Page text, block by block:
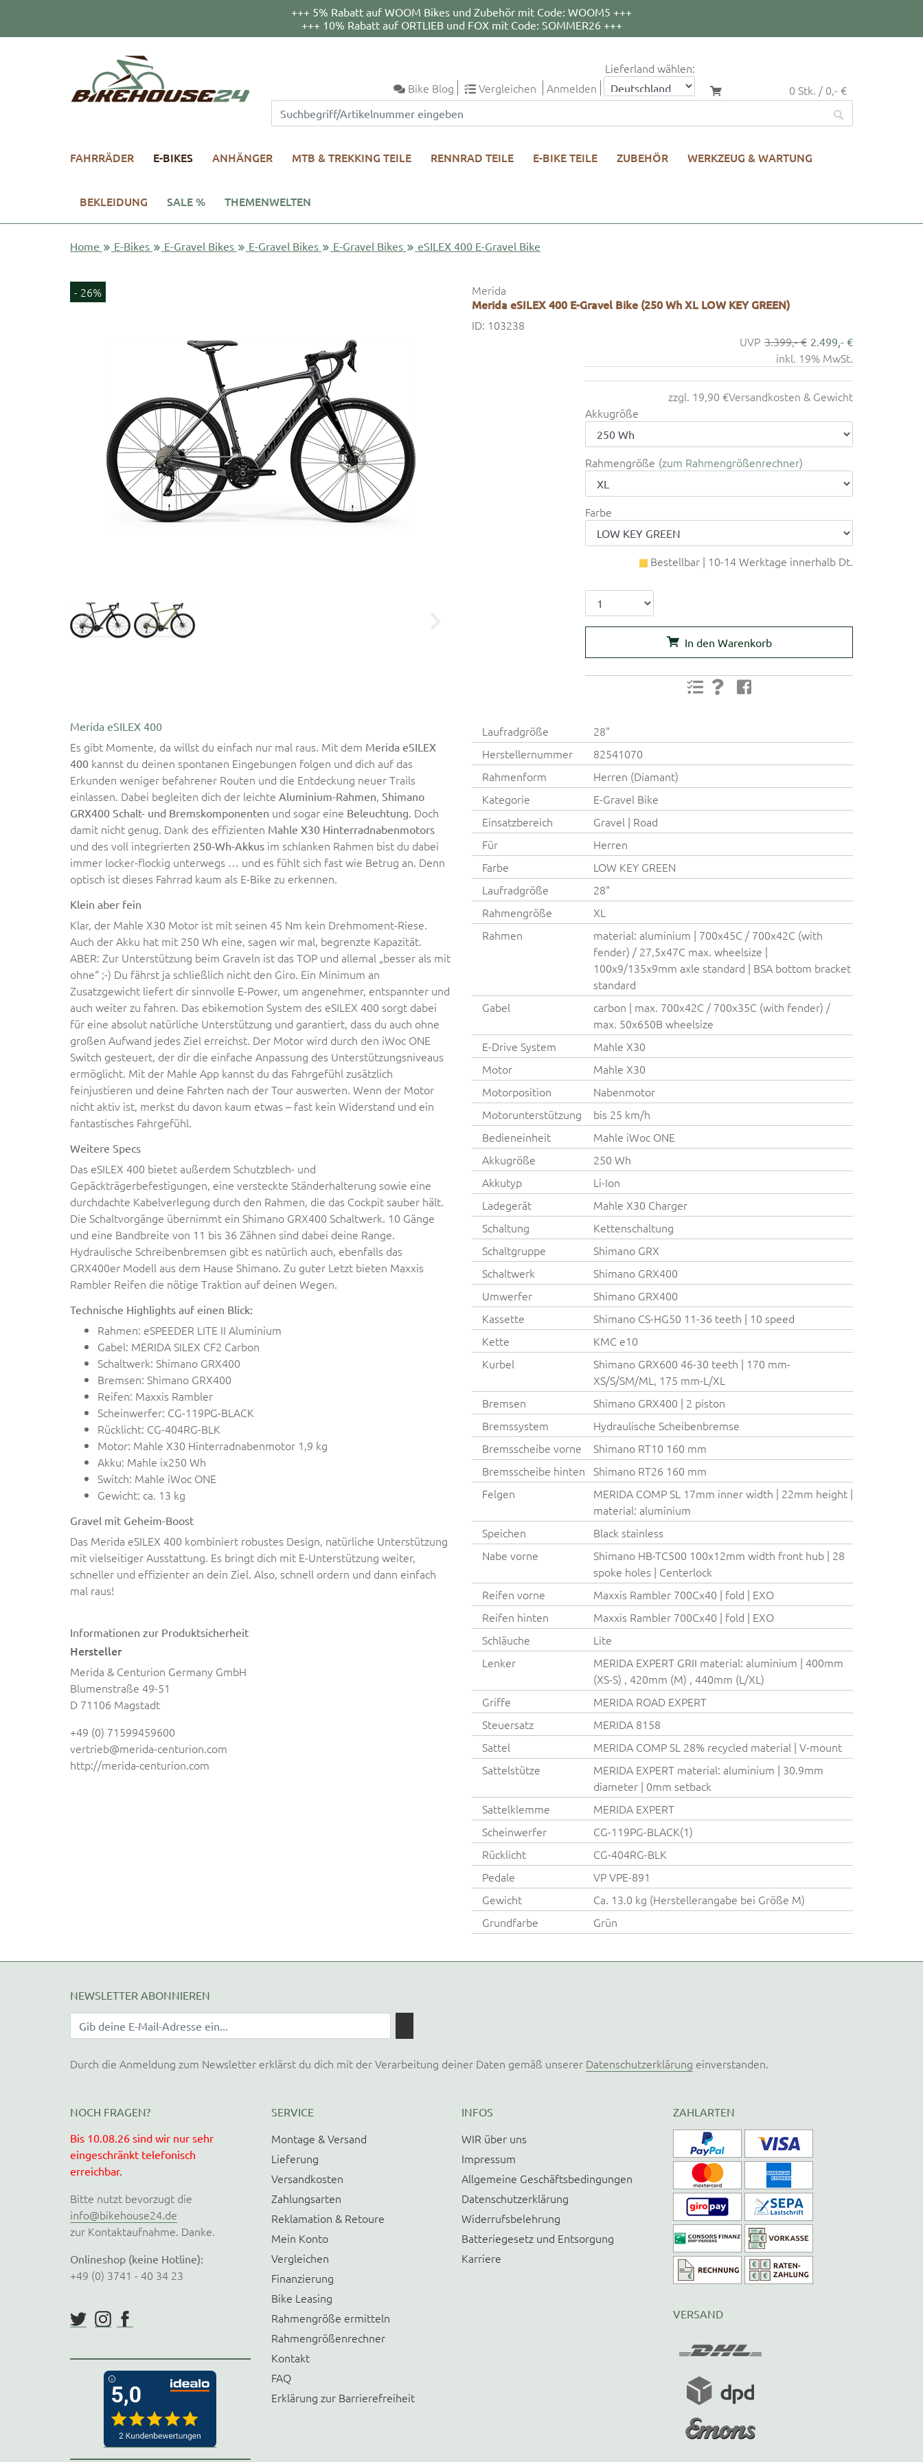
+++ 5% Rabatt auf WOOM Bikes und Zubehör mit Code: WOOM5 +++
+++ 10% Rabatt auf ORTLIEB und FOX mit Code: SOMMER26 +++
Bike Blog Vergleichen Anmelden
Lieferland wählen:
0 Stk. / 0,- €
FAHRRÄDER E-BIKES ANHÄNGER MTB & TREKKING TEILE RENNRAD TEILE E-BIKE TEILE ZUBEHÖR WERKZEUG & WARTUNG
BEKLEIDUNG SALE % THEMENWELTEN
Home E-Bikes E-Gravel Bikes E-Gravel Bikes E-Gravel Bikes eSILEX 400 E-Gravel Bike
- 26%
Merida
Merida eSILEX 400 E-Gravel Bike (250 Wh XL LOW KEY GREEN)
ID: 103238
3.399,- € 2.499,- €
inkl. 19% MwSt.
zzgl. 19,90 €Versandkosten & Gewicht
Akkugröße
Rahmengröße zum Rahmengrößenrechner
Farbe
Bestellbar | 10-14 Werktage innerhalb Dt.
In den Warenkorb
Merida eSILEX 400
Es gibt Momente, da willst du einfach nur mal raus. Mit dem Merida eSILEX
400 kannst du deinen spontanen Eingebungen folgen und dich auf das
Erkunden weniger befahrener Routen und die Entdeckung neuer Trails
einlassen. Dabei begleiten dich der leichte Aluminium-Rahmen, Shimano
GRX400 Schalt- und Bremskomponenten und sogar eine Beleuchtung. Doch
damit nicht genug. Dank des effizienten Mahle X30 Hinterradnabenmotors
und des voll integrierten 250-Wh-Akkus im schlanken Rahmen bist du dabei
immer locker-flockig unterwegs … und es fühlt sich fast wie Betrug an. Denn
optisch ist dieses Fahrrad kaum als E-Bike zu erkennen.
Klein aber fein
Klar, der Mahle X30 Motor ist mit seinen 45 Nm kein Drehmoment-Riese.
Auch der Akku hat mit 250 Wh eine, sagen wir mal, begrenzte Kapazität.
ABER: Zur Unterstützung beim Graveln ist das TOP und allemal „besser als mit
ohne“ ;-) Du fährst ja schließlich nicht den Giro. Ein Minimum an
Zusatzgewicht liefert dir sinnvolle E-Power, um angenehmer, entspannter und
auch weiter zu fahren. Das ebikemotion System des eSILEX 400 sorgt dabei
für eine absolut natürliche Unterstützung und garantiert, dass du auch ohne
großen Aufwand jedes Ziel erreichst. Der Motor wird durch den iWoc ONE
Switch gesteuert, der dir die einfache Anpassung des Unterstützungsniveaus
ermöglicht. Mit der Mahle App kannst du das Fahrgefühl zusätzlich
feinjustieren und deine Fahrten nach der Tour auswerten. Wenn der Motor
nicht aktiv ist, merkst du davon kaum etwas – fast kein Widerstand und ein
fantastisches Fahrgefühl.
Weitere Specs
Das eSILEX 400 bietet außerdem Schutzblech- und
Gepäckträgerbefestigungen, eine versteckte Ständerhalterung sowie eine
durchdachte Kabelverlegung durch den Rahmen, die das Cockpit sauber hält.
Die Schaltvorgänge übernimmt ein Shimano GRX400 Schaltwerk. 10 Gänge
und eine Bandbreite von 11 bis 36 Zähnen sind dabei deine Range.
Hydraulische Schreibenbremsen gibt es natürlich auch, ebenfalls das
GRX400er Modell aus dem Hause Shimano. Zu guter Letzt bieten Maxxis
Rambler Reifen die nötige Traktion auf deinen Wegen.
Technische Highlights auf einen Blick:
Rahmen: eSPEEDER LITE II Aluminium
Gabel: MERIDA SILEX CF2 Carbon
Schaltwerk: Shimano GRX400
Bremsen: Shimano GRX400
Reifen: Maxxis Rambler
Scheinwerfer: CG-119PG-BLACK
Rücklicht: CG-404RG-BLK
Motor: Mahle X30 Hinterradnabenmotor 1,9 kg
Akku: Mahle ix250 Wh
Switch: Mahle iWoc ONE
Gewicht: ca. 13 kg
Gravel mit Geheim-Boost
Das Merida eSILEX 400 kombiniert robustes Design, natürliche Unterstützung
mit vielseitiger Ausstattung. Es bringt dich mit E-Unterstützung weiter,
schneller und effizienter an dein Ziel. Also, schnell ordern und dann einfach
mal raus!
Informationen zur Produktsicherheit
Hersteller
Merida & Centurion Germany GmbH
Blumenstraße 49-51
D 71106 Magstadt
+49 (0) 71599459600
vertrieb@merida-centurion.com
http://merida-centurion.com
Laufradgröße
28"
Herstellernummer
82541070
Rahmenform
Herren (Diamant)
Kategorie
E-Gravel Bike
Einsatzbereich
Gravel | Road
Für
Herren
Farbe
LOW KEY GREEN
Laufradgröße
28"
Rahmengröße
XL
Rahmen
material: aluminium | 700x45C / 700x42C (with
fender) / 27,5x47C max. wheelsize |
100x9/135x9mm axle standard | BSA bottom bracket
standard
Gabel
carbon | max. 700x42C / 700x35C (with fender) /
max. 50x650B wheelsize
E-Drive System
Mahle X30
Motor
Mahle X30
Motorposition
Nabenmotor
Motorunterstützung
bis 25 km/h
Bedieneinheit
Mahle iWoc ONE
Akkugröße
250 Wh
Akkutyp
Li-Ion
Ladegerät
Mahle X30 Charger
Schaltung
Kettenschaltung
Schaltgruppe
Shimano GRX
Schaltwerk
Shimano GRX400
Umwerfer
Shimano GRX400
Kassette
Shimano CS-HG50 11-36 teeth | 10 speed
Kette
KMC e10
Kurbel
Shimano GRX600 46-30 teeth | 170 mm-
XS/S/SM/ML, 175 mm-L/XL
Bremsen
Shimano GRX400 | 2 piston
Bremssystem
Hydraulische Scheibenbremse
Bremsscheibe vorne
Shimano RT10 160 mm
Bremsscheibe hinten Shimano RT26 160 mm
Felgen
MERIDA COMP SL 17mm inner width | 22mm height |
material: aluminium
Speichen
Black stainless
Nabe vorne
Shimano HB-TC500 100x12mm width front hub | 28
spoke holes | Centerlock
Reifen vorne
Maxxis Rambler 700Cx40 | fold | EXO
Reifen hinten
Maxxis Rambler 700Cx40 | fold | EXO
Schläuche
Lite
Lenker
MERIDA EXPERT GRII material: aluminium | 400mm
(XS-S) , 420mm (M) , 440mm (L/XL)
Griffe
MERIDA ROAD EXPERT
Steuersatz
MERIDA 8158
Sattel
MERIDA COMP SL 28% recycled material | V-mount
Sattelstütze
MERIDA EXPERT material: aluminium | 30.9mm
diameter | 0mm setback
Sattelklemme
MERIDA EXPERT
Scheinwerfer
CG-119PG-BLACK(1)
Rücklicht
CG-404RG-BLK
Pedale
VP VPE-891
Gewicht
Ca. 13.0 kg (Herstellerangabe bei Größe M)
Grundfarbe
Grün
NEWSLETTER ABONNIEREN
Durch die Anmeldung zum Newsletter erklärst du dich mit der Verarbeitung deiner Daten gemäß unserer Datenschutzerklärung einverstanden.
NOCH FRAGEN?
Bis 10.08.26 sind wir nur sehr
eingeschränkt telefonisch
erreichbar.
Bitte nutzt bevorzugt die
info@bikehouse24.de
zur Kontaktaufnahme. Danke.
Onlineshop (keine Hotline):
+49 (0) 3741 - 40 34 23
SERVICE
Montage & Versand
Lieferung
Versandkosten
Zahlungsarten
Reklamation & Retoure
Mein Konto
Vergleichen
Finanzierung
Bike Leasing
Rahmengröße ermitteln
Rahmengrößenrechner
Kontakt
FAQ
Erklärung zur Barrierefreiheit
INFOS
WIR über uns
Impressum
Allgemeine Geschäftsbedingungen
Datenschutzerklärung
Widerrufsbelehrung
Batteriegesetz und Entsorgung
Karriere
ZAHLARTEN
VERSAND